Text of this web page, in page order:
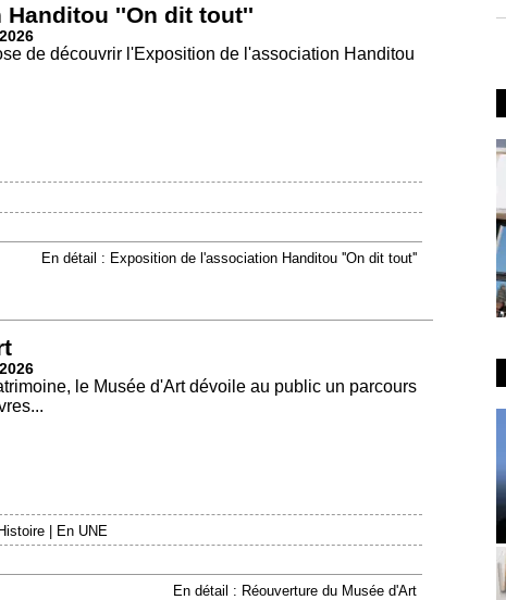
''On dit tout''
de découvrir l'Exposition de l'association Handitou
En détail : Exposition de l'association Handitou ''On dit tout''
le Musée d'Art dévoile au public un parcours
| En UNE
En détail : Réouverture du Musée d'Art